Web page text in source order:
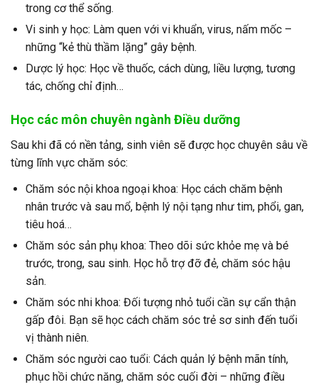
trong cơ thể sống.
Vi sinh y học: Làm quen với vi khuẩn, virus, nấm mốc –
những “kẻ thù thầm lặng” gây bệnh.
Dược lý học: Học về thuốc, cách dùng, liều lượng, tương
tác, chống chỉ định…
Học các môn chuyên ngành Điều dưỡng
Sau khi đã có nền tảng, sinh viên sẽ được học chuyên sâu về
từng lĩnh vực chăm sóc:
Chăm sóc nội khoa ngoại khoa: Học cách chăm bệnh
nhân trước và sau mổ, bệnh lý nội tạng như tim, phổi, gan,
tiêu hoá…
Chăm sóc sản phụ khoa: Theo dõi sức khỏe mẹ và bé
trước, trong, sau sinh. Học hỗ trợ đỡ đẻ, chăm sóc hậu
sản.
Chăm sóc nhi khoa: Đối tượng nhỏ tuổi cần sự cẩn thận
gấp đôi. Bạn sẽ học cách chăm sóc trẻ sơ sinh đến tuổi
vị thành niên.
Chăm sóc người cao tuổi: Cách quản lý bệnh mãn tính,
phục hồi chức năng, chăm sóc cuối đời – những điều